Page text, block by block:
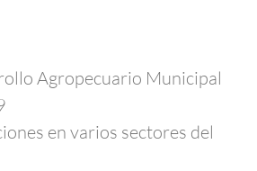
Agropecuario Municipal
en varios sectores del